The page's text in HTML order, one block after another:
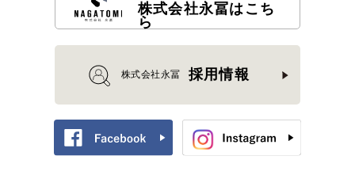
株式会社永冨はこち
ら
株式会社永冨 採用情報